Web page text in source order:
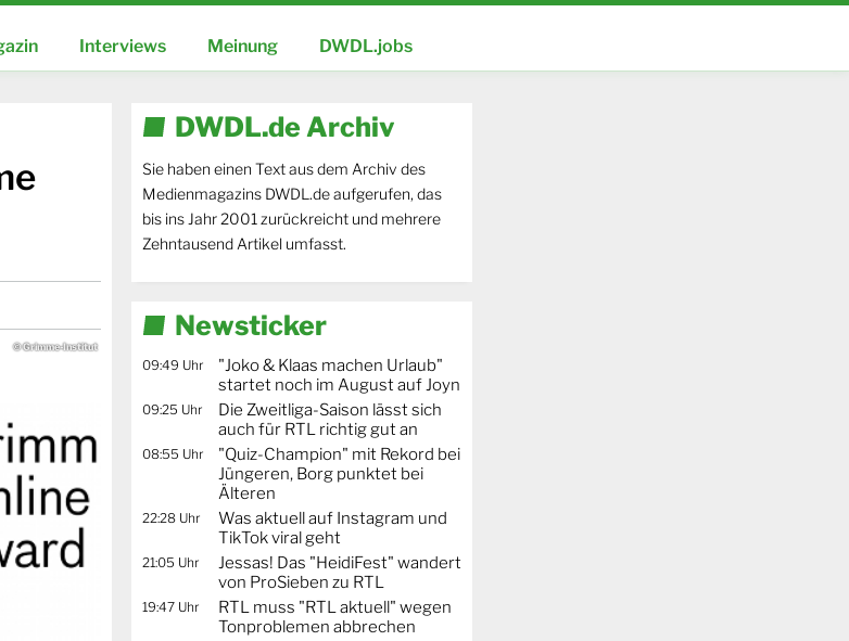
Interviews Meinung DWDL.jobs
© Grimme-Institut
DWDL.de Archiv
Sie haben einen Text aus dem Archiv des
Medienmagazins DWDL.de aufgerufen, das
bis ins Jahr 2001 zurückreicht und mehrere
Zehntausend Artikel umfasst.
Newsticker
09:49 Uhr
"Joko & Klaas machen Urlaub"
startet noch im August auf Joyn
09:25 Uhr
Die Zweitliga-Saison lässt sich
auch für RTL richtig gut an
08:55 Uhr
"Quiz-Champion" mit Rekord bei
Jüngeren, Borg punktet bei
Älteren
22:28 Uhr
Was aktuell auf Instagram und
TikTok viral geht
21:05 Uhr
Jessas! Das "HeidiFest" wandert
von ProSieben zu RTL
19:47 Uhr
RTL muss "RTL aktuell" wegen
Tonproblemen abbrechen